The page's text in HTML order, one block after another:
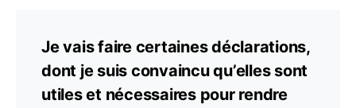
Je vais faire certaines déclarations,
dont je suis convaincu qu’elles sont
utiles et nécessaires pour rendre